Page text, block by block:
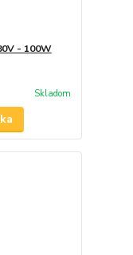
- 100W
Skladom